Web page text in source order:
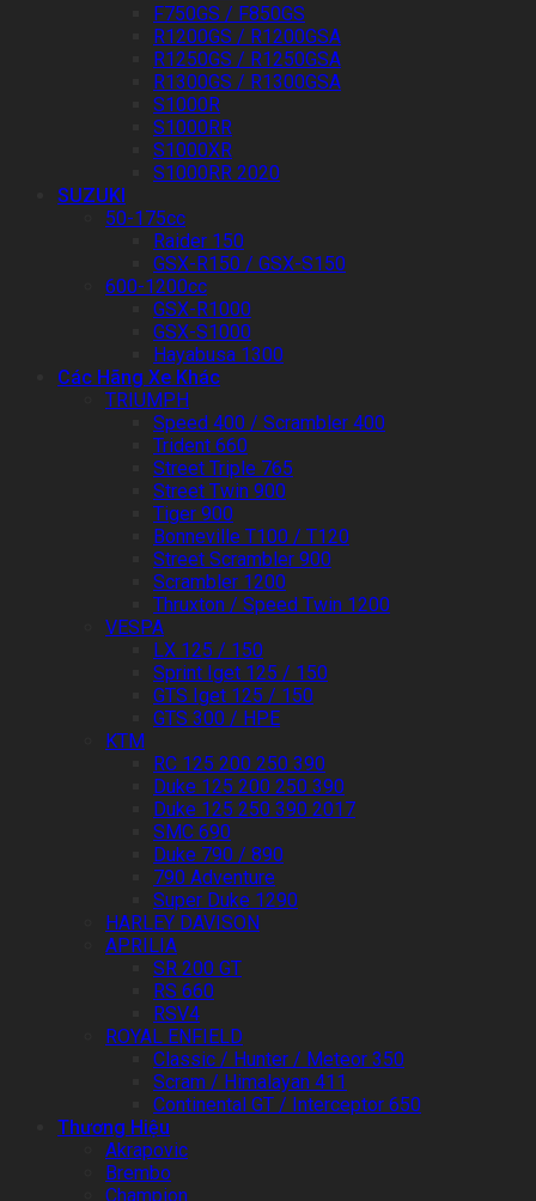
F750GS / F850GS
R1200GS / R1200GSA
R1250GS / R1250GSA
R1300GS / R1300GSA
S1000R
S1000RR
S1000XR
S1000RR 2020
SUZUKI
50-175cc
Raider 150
GSX-R150 / GSX-S150
600-1200cc
GSX-R1000
GSX-S1000
Hayabusa 1300
Các Hãng Xe Khác
TRIUMPH
Speed 400 / Scrambler 400
Trident 660
Street Triple 765
Street Twin 900
Tiger 900
Bonneville T100 / T120
Street Scrambler 900
Scrambler 1200
Thruxton / Speed Twin 1200
VESPA
LX 125 / 150
Sprint Iget 125 / 150
GTS Iget 125 / 150
GTS 300 / HPE
KTM
RC 125 200 250 390
Duke 125 200 250 390
Duke 125 250 390 2017
SMC 690
Duke 790 / 890
790 Adventure
Super Duke 1290
HARLEY DAVISON
APRILIA
SR 200 GT
RS 660
RSV4
ROYAL ENFIELD
Classic / Hunter / Meteor 350
Scram / Himalayan 411
Continental GT / Interceptor 650
Thương Hiệu
Akrapovic
Brembo
Champion